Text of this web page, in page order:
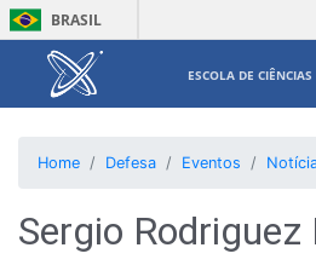
BRASIL
ESCOLA DE
Home Defesa Eventos
Sergio Rodriguez